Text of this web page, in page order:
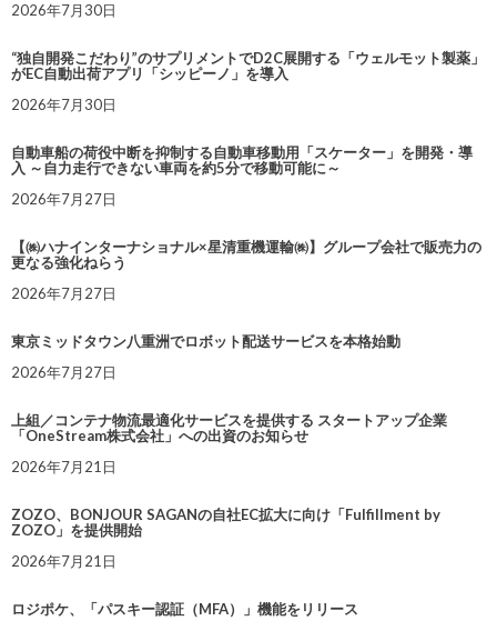
2026年7月30日
“独自開発こだわり”のサプリメントでD2C展開する「ウェルモット製薬」
がEC自動出荷アプリ「シッピーノ」を導入
2026年7月30日
自動車船の荷役中断を抑制する自動車移動用「スケーター」を開発・導
入 ～自力走行できない車両を約5分で移動可能に～
2026年7月27日
【㈱ハナインターナショナル×星清重機運輸㈱】グループ会社で販売力の
更なる強化ねらう
2026年7月27日
東京ミッドタウン八重洲でロボット配送サービスを本格始動
2026年7月27日
上組／コンテナ物流最適化サービスを提供する スタートアップ企業
「OneStream株式会社」への出資のお知らせ
2026年7月21日
ZOZO、BONJOUR SAGANの自社EC拡大に向け「Fulfillment by
ZOZO」を提供開始
2026年7月21日
ロジポケ、「パスキー認証（MFA）」機能をリリース